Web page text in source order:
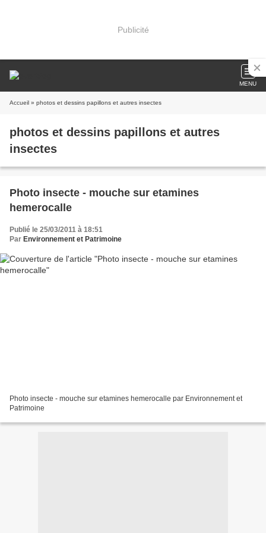
Publicité
MENU
Accueil » photos et dessins papillons et autres insectes
photos et dessins papillons et autres
insectes
Photo insecte - mouche sur etamines
hemerocalle
Publié le 25/03/2011 à 18:51
Par Environnement et Patrimoine
Photo insecte - mouche sur etamines hemerocalle par Environnement et
Patrimoine